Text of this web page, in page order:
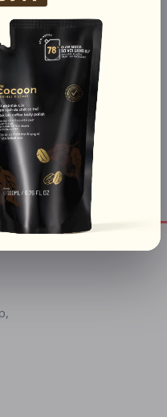
Tiên
Công Viên Giải
Thoát
24/07/2026